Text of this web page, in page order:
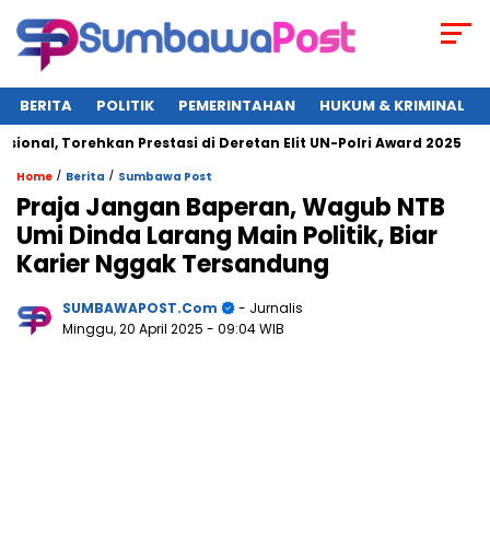
BERITA POLITIK PEMERINTAHAN HUKUM & KRIMINAL
Torehkan Prestasi di Deretan Elit UN-Polri Award 2025
Home / Berita / Sumbawa Post
Praja Jangan Baperan, Wagub NTB
Umi Dinda Larang Main Politik, Biar
Karier Nggak Tersandung
SUMBAWAPOST.com
- Jurnalis
Minggu, 20 April 2025 - 09:04 WIB